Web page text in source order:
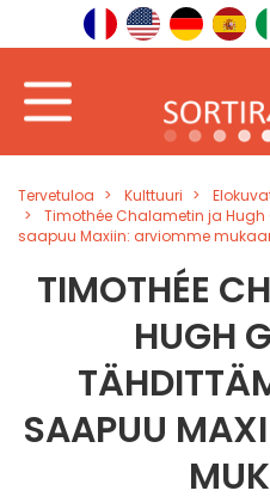
Tervetuloa Kulttuuri
Timothée Chalametin ja
saapuu Maxiin: arviomme
TIMOTHÉE
HUGH
SAAPUU